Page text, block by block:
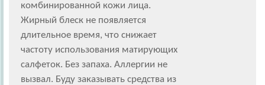
комбинированной кожи лица.
Жирный блеск не появляется
длительное время, что снижает
частоту использования матирующих
салфеток. Без запаха. Аллергии не
вызвал. Буду заказывать средства из